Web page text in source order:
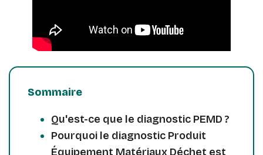
Sommaire
Qu'est-ce que le diagnostic PEMD ?
Pourquoi le diagnostic Produit
Équipement Matériaux Déchet est